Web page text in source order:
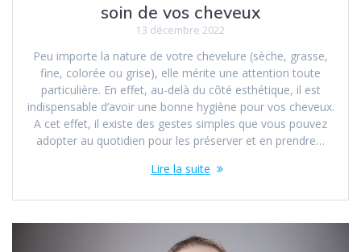
soin de vos cheveux
13 décembre 2022
Peu importe la nature de votre chevelure (sèche, grasse,
fine, colorée ou grise), elle mérite une attention toute
particulière. En effet, au-delà du côté esthétique, il est
indispensable d’avoir une bonne hygiène pour vos cheveux.
A cet effet, il existe des gestes simples que vous pouvez
adopter au quotidien pour les préserver et en prendre…
Lire la suite